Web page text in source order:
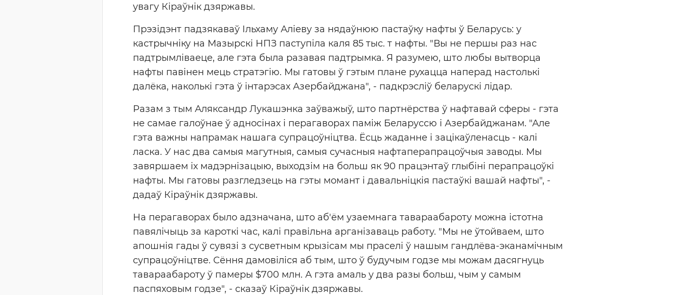
увагу Кіраўнік дзяржавы.
Прэзідэнт падзякаваў Ільхаму Аліеву за нядаўнюю пастаўку нафты ў Беларусь: у
кастрычніку на Мазырскі НПЗ паступіла каля 85 тыс. т нафты. "Вы не першы раз нас
падтрымліваеце, але гэта была разавая падтрымка. Я разумею, што любы вытворца
нафты павінен мець стратэгію. Мы гатовы ў гэтым плане рухацца наперад настолькі
далёка, наколькі гэта ў інтарэсах Азербайджана", - падкрэсліў беларускі лідар.
Разам з тым Аляксандр Лукашэнка заўважыў, што партнёрства ў нафтавай сферы - гэта
не самае галоўнае ў адносінах і перагаворах паміж Беларуссю і Азербайджанам. "Але
гэта важны напрамак нашага супрацоўніцтва. Ёсць жаданне і зацікаўленасць - калі
ласка. У нас два самыя магутныя, самыя сучасныя нафтаперапрацоўчыя заводы. Мы
завяршаем іх мадэрнізацыю, выходзім на больш як 90 працэнтаў глыбіні перапрацоўкі
нафты. Мы гатовы разгледзець на гэты момант і давальніцкія пастаўкі вашай нафты", -
дадаў Кіраўнік дзяржавы.
На перагаворах было адзначана, што аб'ём узаемнага тавараабароту можна істотна
павялічыць за кароткі час, калі правільна арганізаваць работу. "Мы не ўтойваем, што
апошнія гады ў сувязі з сусветным крызісам мы праселі ў нашым гандлёва-эканамічным
супрацоўніцтве. Сёння дамовіліся аб тым, што ў будучым годзе мы можам дасягнуць
тавараабароту ў памеры $700 млн. А гэта амаль у два разы больш, чым у самым
паспяховым годзе", - сказаў Кіраўнік дзяржавы.